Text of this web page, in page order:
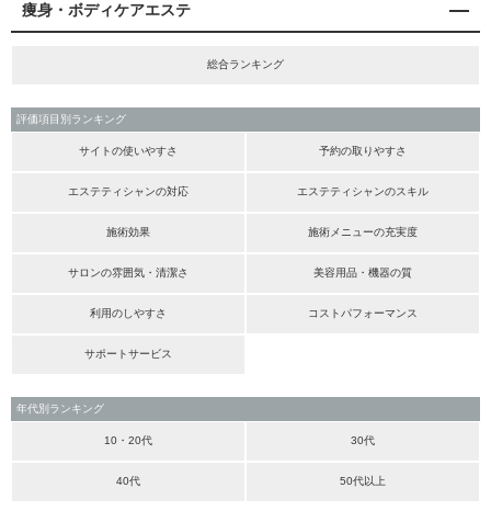
痩身・ボディケアエステ
総合ランキング
評価項目別ランキング
サイトの使いやすさ 予約の取りやすさ
エステティシャンの対応 エステティシャンのスキル
施術効果 施術メニューの充実度
サロンの雰囲気・清潔さ 美容用品・機器の質
利用のしやすさ コストパフォーマンス
サポートサービス
年代別ランキング
10・20代 30代
40代 50代以上